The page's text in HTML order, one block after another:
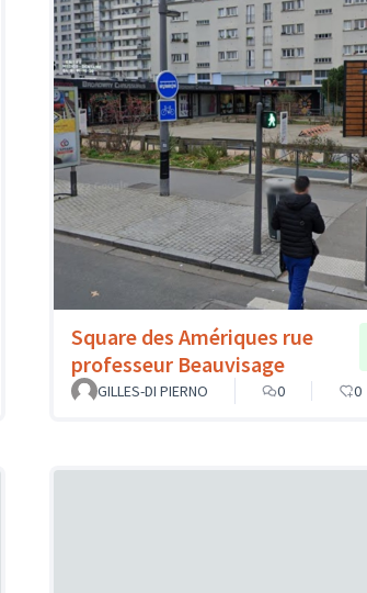
Square des Amériques rue
professeur Beauvisage
GILLES-DI PIERNO
0 0